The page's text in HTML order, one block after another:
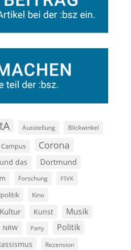
Ausstellung Blickwinkel
Campus Corona
das Dortmund
Forschung FSVK
Kino
Kultur Kunst Musik
NRW Party Politik
Rezension